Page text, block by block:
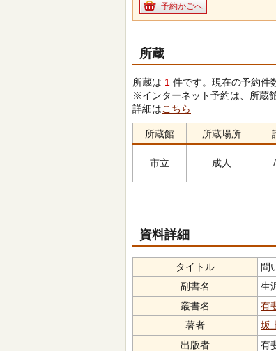
予約かごへ
所蔵
所蔵は 1 件です。現在の予約件
※インターネット予約は、所蔵
詳細はこちら
所蔵館 所蔵場所
市立 成人
資料詳細
タイトル
問
副書名
生
叢書名
有
著者
坂
出版者
有